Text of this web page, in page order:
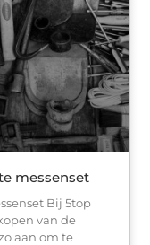
messenset
Bij 5top
van de
aan om te